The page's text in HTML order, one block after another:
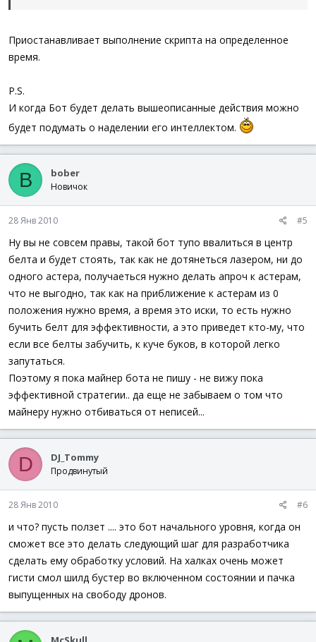
Приостанавливает выполнение скрипта на определенное
время.
P.S.
И когда Бот будет делать вышеописанные действия можно
будет подумать о наделении его интеллектом.
B bober
Новичок
28 Янв 2010 #5
Ну вы не совсем правы, такой бот тупо ввалиться в центр
белта и будет стоять, так как не дотянеться лазером, ни до
одного астера, получаеться нужно делать апроч к астерам,
что не выгодно, так как на приближение к астерам из 0
положения нужно время, а время это иски, то есть нужно
бучить белт для эффективности, а это приведет кто-му, что
если все белты забучить, к куче буков, в которой легко
запутаться.
Поэтому я пока майнер бота не пишу - не вижу пока
эффективной стратегии.. да еще не забываем о том что
майнеру нужно отбиваться от неписей...
D DJ_Tommy
Продвинутый
28 Янв 2010 #6
и что? пусть ползет .... это бот начального уровня, когда он
сможет все это делать следующий шаг для разработчика
сделать ему обработку условий. На халках очень может
гисти смол шилд бустер во включенном состоянии и пачка
выпущенных на свободу дронов.